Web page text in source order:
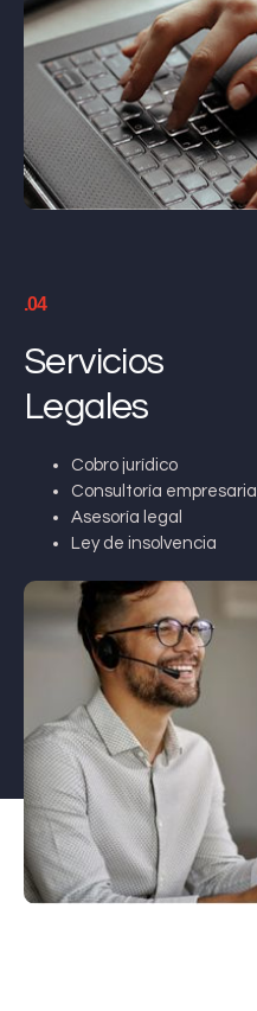
.04
Servicios
Legales
Cobro jurídico
Consultoría empresarial
Asesoría legal
Ley de insolvencia